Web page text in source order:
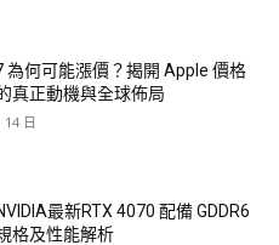
為何可能漲價？揭開 Apple 價格
真正動機與全球佈局
14 日
最新RTX 4070 配備 GDDR6
格及性能解析